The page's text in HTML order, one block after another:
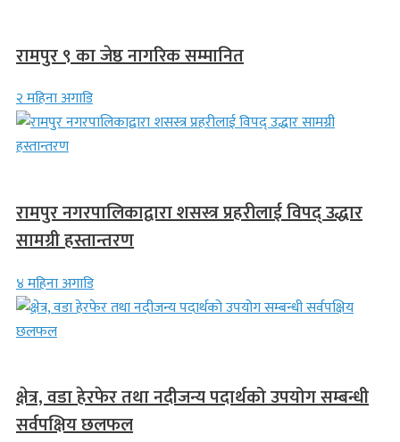
रामपुर ९ का जेष्ठ नागरिक सम्मानित
२ महिना अगाडि
रामपुर नगरपालिकाद्वारा शसस्त्र प्रहरीलाई विपद् उद्धार
सामग्री हस्तान्तरण
४ महिना अगाडि
क्षेत्र, वडा हेरफेर तथा नदीजन्य पदार्थको उपयोग सम्बन्धी
सर्वपक्षिय छलफल